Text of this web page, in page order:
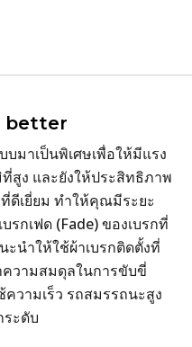
better
บมาเป็นพิเศษเพื่อให้มีแรง
ง และยังให้ประสิทธิภาพ
ดีเยี่ยม ทำให้คุณมีระยะ
รกเฟด (Fade) ของเบรกที่
นำให้ใช้ผ้าเบรกติดตั้งที่
วามสมดุลในการขับขี่
วามเร็ว รถสมรรถนะสูง
ะดับ